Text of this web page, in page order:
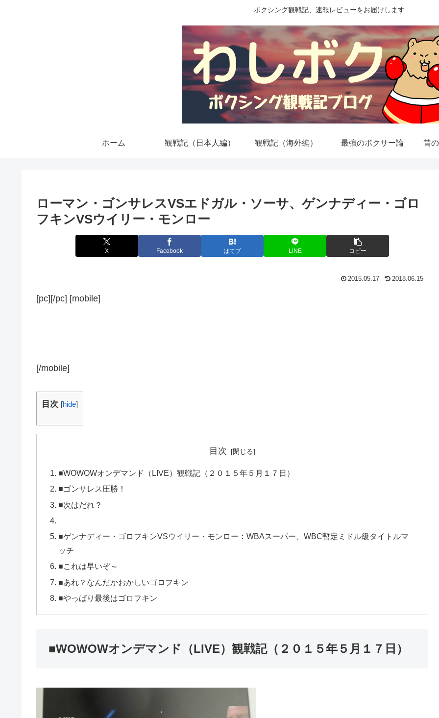
ボクシング観戦記、速報レビューをお届けします
ホーム 観戦記（日本人編） 観戦記（海外編） 最強のボクサー論 昔
ローマン・ゴンサレスVSエドガル・ソーサ、ゲンナディー・ゴロ
フキンVSウイリー・モンロー
X Facebook はてブ LINE コピー
2015.05.17 2018.06.15
[pc][/pc] [mobile]
[/mobile]
目次 [hide]
目次
■WOWOWオンデマンド（LIVE）観戦記（２０１５年５月１７日）
■ゴンサレス圧勝！
■次はだれ？
■ゲンナディー・ゴロフキンVSウイリー・モンロー：WBAスーパー、WBC暫定ミドル級タイトルマ
ッチ
■これは早いぞ～
■あれ？なんだかおかしいゴロフキン
■やっぱり最後はゴロフキン
■WOWOWオンデマンド（LIVE）観戦記（２０１５年５月１７日）